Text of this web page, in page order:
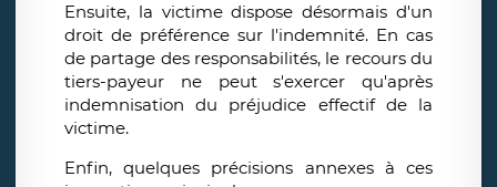
Ensuite, la victime dispose désormais d'un
droit de préférence sur l'indemnité. En cas
de partage des responsabilités, le recours du
tiers-payeur ne peut s'exercer qu'après
indemnisation du préjudice effectif de la
victime.
Enfin, quelques précisions annexes à ces